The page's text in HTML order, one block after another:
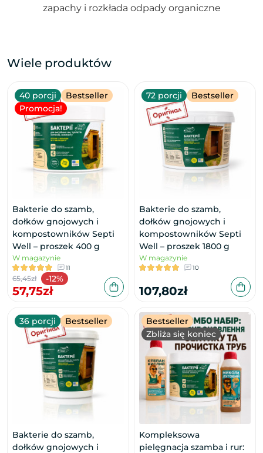
zapachy i rozkłada odpady organiczne
Wiele produktów
40 porcji
Bestseller
Promocja!
Bakterie do szamb,
dołków gnojowych i
kompostowników Septi
Well – proszek 400 g
W magazynie
11
65,45zł -12%
57,75zł
72 porcji Bestseller
Bakterie do szamb,
dołków gnojowych i
kompostowników Septi
Well – proszek 1800 g
W magazynie
10
107,80zł
36 porcji Bestseller
Bakterie do szamb,
dołków gnojowych i
Bestseller
Zbliża się koniec
Kompleksowa
pielęgnacja szamba i rur: